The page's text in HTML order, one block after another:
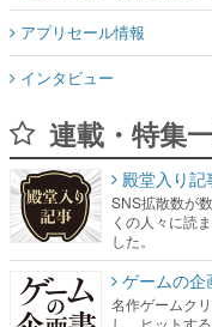
アプリセール情報
インタビュー
連載・特集
殿堂入り記
SNS拡散数が
くの人々に読
した。
ゲームの企
名作ゲームク